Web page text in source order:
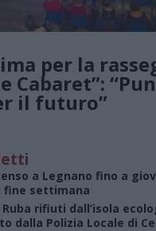
per la
Cabaret”:
il futuro”
a Legnano fino a
fine settimana
Ruba rifiuti dall’isola
dalla Polizia Locale di